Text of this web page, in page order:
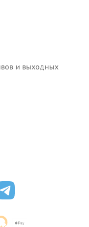
и выходных